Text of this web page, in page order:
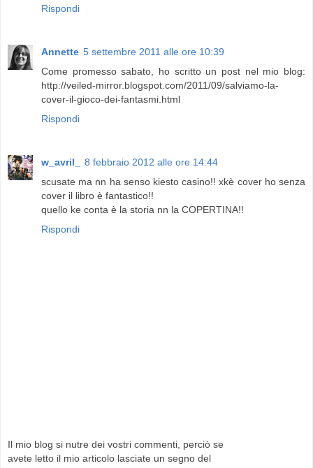
Rispondi
Annette 5 settembre 2011 alle ore 10:39
Come promesso sabato, ho scritto un post nel mio blog:
http://veiled-mirror.blogspot.com/2011/09/salviamo-la-
cover-il-gioco-dei-fantasmi.html
Rispondi
w_avril_
8 febbraio 2012 alle ore 14:44
scusate ma nn ha senso kiesto casino!! xkè cover ho senza
cover il libro è fantastico!!
quello ke conta è la storia nn la COPERTINA!!
Rispondi
Il mio blog si nutre dei vostri commenti, perciò se
avete letto il mio articolo lasciate un segno del